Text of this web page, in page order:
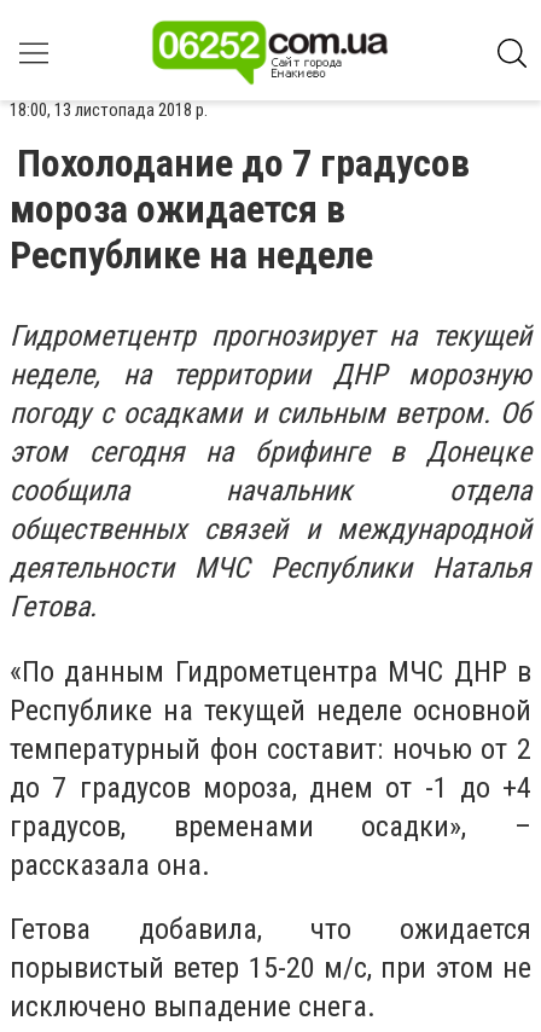
18:00, 13 листопада 2018 р.
Похолодание до 7 градусов
мороза ожидается в
Республике на неделе
Гидрометцентр прогнозирует на текущей
неделе, на территории ДНР морозную
погоду с осадками и сильным ветром. Об
этом сегодня на брифинге в Донецке
сообщила начальник отдела
общественных связей и международной
деятельности МЧС Республики Наталья
Гетова.
«По данным Гидрометцентра МЧС ДНР в
Республике на текущей неделе основной
температурный фон составит: ночью от 2
до 7 градусов мороза, днем от -1 до +4
градусов, временами осадки», –
рассказала она.
Гетова добавила, что ожидается
порывистый ветер 15-20 м/с, при этом не
исключено выпадение снега.